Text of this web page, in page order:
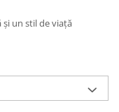
un stil de viață